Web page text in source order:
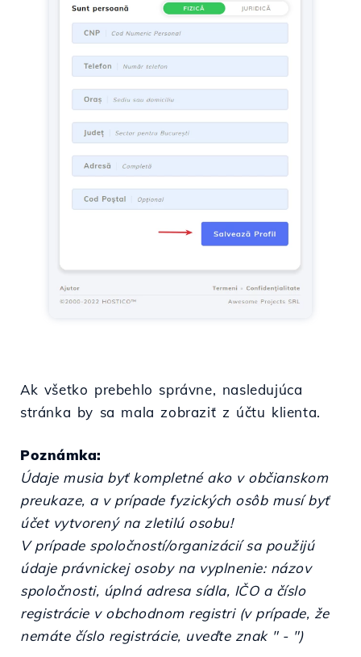
Ak všetko prebehlo správne, nasledujúca
stránka by sa mala zobraziť z účtu klienta.
Poznámka:
Údaje musia byť kompletné ako v občianskom
preukaze, a v prípade fyzických osôb musí byť
účet vytvorený na zletilú osobu!
V prípade spoločností/organizácií sa použijú
údaje právnickej osoby na vyplnenie: názov
spoločnosti, úplná adresa sídla, IČO a číslo
registrácie v obchodnom registri (v prípade, že
nemáte číslo registrácie, uveďte znak " - ")